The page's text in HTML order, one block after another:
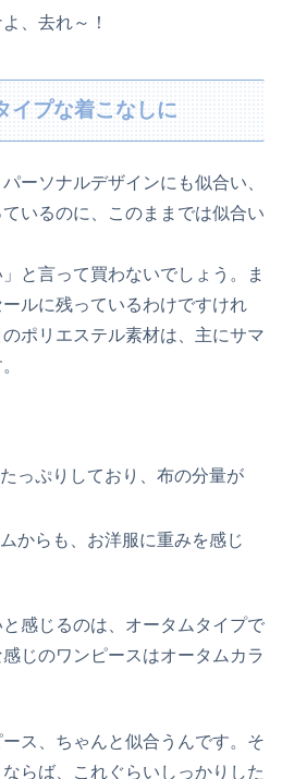
、去れ～！
イプな着こなしに
ーソナルデザインにも似合い、
いるのに、このままでは似合い
と言って買わないでしょう。ま
ルに残っているわけですけれ
ポリエステル素材は、主にサマ
っぷりしており、布の分量が
からも、お洋服に重みを感じ
感じるのは、オータムタイプで
じのワンピースはオータムカラ
ス、ちゃんと似合うんです。そ
らば、これぐらいしっかりした